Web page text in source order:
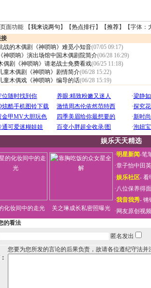
页面功能 【我来说两句 】【热点排行】【推荐】【字体：
战的木偶剧《神唢呐》难觅小知音(07/05 09:17)
《神唢呐》演出场馆中国木偶剧院简介(06/28 16:29)
偶剧《神唢呐》请老战士免费看戏(06/25 11:18)
童木偶剧《神唢呐》剧情简介(06/28 15:22)
童木偶戏《神唢呐》编导的话(06/28 15:19)
娱乐天天精选
化妆间中的走光 关之琳成长私密照曝光
·明星新闻-笔
·章子怡中田
·娱乐社区- 看
·八位保养得
·我音我秀- 锵
· 网友原创视
的看法
匿名发出
您要为您所发的言论的后果负责，故请各位遵纪守法并